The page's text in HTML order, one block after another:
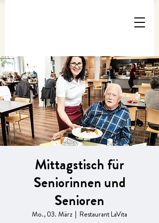
Mittagstisch für
Seniorinnen und
Senioren
Mo., 03. März
  |
Restaurant LaVita